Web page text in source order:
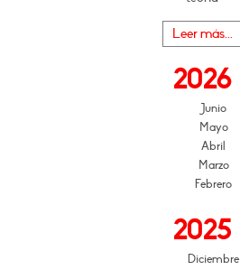
Leer más...
2026
Junio
Mayo
Abril
Marzo
Febrero
2025
Diciembre